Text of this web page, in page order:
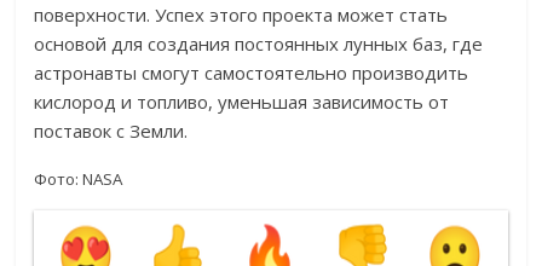
поверхности. Успех этого проекта может стать
основой для создания постоянных лунных баз, где
астронавты смогут самостоятельно производить
кислород и топливо, уменьшая зависимость от
поставок с Земли.
Фото: NASA